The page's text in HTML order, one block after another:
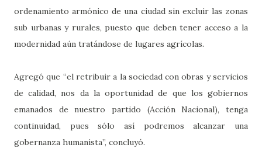
ordenamiento armónico de una ciudad sin excluir las zonas
sub urbanas y rurales, puesto que deben tener acceso a la
modernidad aún tratándose de lugares agrícolas.
Agregó que “el retribuir a la sociedad con obras y servicios
de calidad, nos da la oportunidad de que los gobiernos
emanados de nuestro partido (Acción Nacional), tenga
continuidad, pues sólo así podremos alcanzar una
gobernanza humanista”, concluyó.